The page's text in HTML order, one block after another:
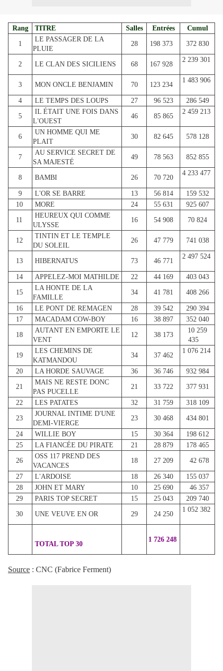
Rang TITRE Salles Entrées Cumul
1
LE PASSAGER DE LA
PLUIE
28 198 373 372 830
2 LE CLAN DES SICILIENS 68 167 928
2 239 301
3 MON ONCLE BENJAMIN 70 123 234
1 483 906
4 LE TEMPS DES LOUPS 27 96 523 286 549
5
IL ÉTAIT UNE FOIS DANS
L'OUEST
46 85 865
2 459 213
6
UN HOMME QUI ME
PLAIT
30 82 645 578 128
7
AU SERVICE SECRET DE
SA MAJESTÉ
49 78 563 852 855
8 BAMBI 26 70 720
4 233 477
9 L'OR SE BARRE 13 56 814
159 532
10
MORE 24 55 631 925 607
11
HEUREUX QUI COMME
ULYSSE
16 54 908 70 824
12
TINTIN ET LE TEMPLE
DU SOLEIL
26 47 779 741 038
13 HIBERNATUS 73 46 771
2 497 524
14 APPELEZ-MOI MATHILDE 22 44 169 403 043
15
LA HONTE DE LA
FAMILLE
34 41 781 408 266
16 LE PONT DE REMAGEN 28 39 542
290 394
17
MACADAM COW-BOY 16 38 897 352 040
18
AUTANT EN EMPORTE LE
VENT
12 38 173
10 259
435
19
LES CHEMINS DE
KATMANDOU
34 37 462
1 076 214
20 LA HORDE SAUVAGE 36 36 746 932 984
21
MAIS NE RESTE DONC
PAS PUCELLE
21 33 722 377 931
22 LES PATATES 32 31 759 318 109
23
JOURNAL INTIME D'UNE
DEMI-VIERGE
23 30 468 434 801
24 WILLIE BOY 15 30 364
198 612
25
LA FIANCÉE DU PIRATE 21 28 879 178 465
26
OSS 117 PREND DES
VACANCES
18 27 209 42 678
27 L'ARDOISE 18 26 340
155 037
28
JOHN ET MARY 10 25 690
46 357
29
PARIS TOP SECRET 15 25 043 209 740
30 UNE VEUVE EN OR 29 24 250
1 052 382
TOTAL TOP 30
1 726 248
Source : CNC (Fabrice Ferment)